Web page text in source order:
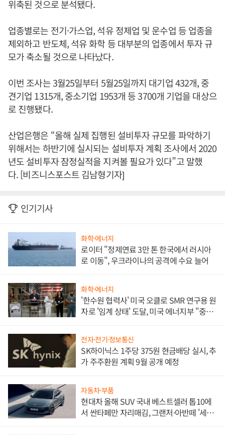
위축된 것으로 분석됐다.
업종별로는 전기·가스업, 석유 정제업 및 운수업 등 업종을
제외하고 반도체, 석유 화학 등 대부분의 업종에서 투자 규
모가 축소될 것으로 나타났다.
이번 조사는 3월25일부터 5월25일까지 대기업 432개, 중
견기업 1315개, 중소기업 1953개 등 3700개 기업을 대상으
로 진행됐다.
산업은행은 “올해 실제 집행된 설비투자 규모를 파악하기
위해서는 하반기에 실시되는 설비투자 계획 조사에서 2020
년도 설비투자 잠정실적을 지켜볼 필요가 있다”고 말했
다. [비즈니스포스트 김남형기자]
인기기사
화학·에너지
로이터 "정제연료 3만 톤 한국에서 러시아
로 이동", 우크라이나의 공격에 수요 늘어
화학·에너지
'한수원 협력사' 미국 오클로 SMR 연구용 원
자로 '임계 상태' 도달, 미국 에너지부 "중요
전자·전기·정보통신
SK하이닉스 1주당 375원 현금배당 실시, 추
가 주주환원 계획 9월 공개 예정
자동차·부품
현대차 올해 SUV 국내 베스트셀러 톱10에
서 싼타페만 자리매김, 그랜저·아반떼 '세단